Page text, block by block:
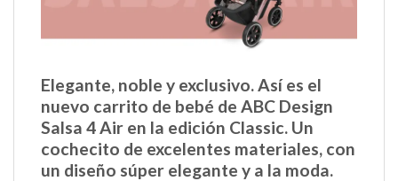
Elegante, noble y exclusivo. Así es el
nuevo carrito de bebé de ABC Design
Salsa 4 Air en la edición Classic. Un
cochecito de excelentes materiales, con
un diseño súper elegante y a la moda.